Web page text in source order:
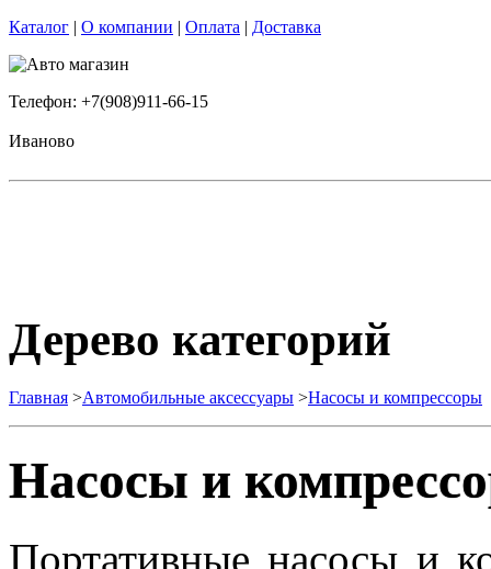
Каталог | О компании | Оплата | Доставка
Телефон: +7(908)911-66-15
Иваново
Дерево категорий
Главная >Автомобильные аксессуары >Насосы и компрессоры
Насосы и
Портативные насосы и